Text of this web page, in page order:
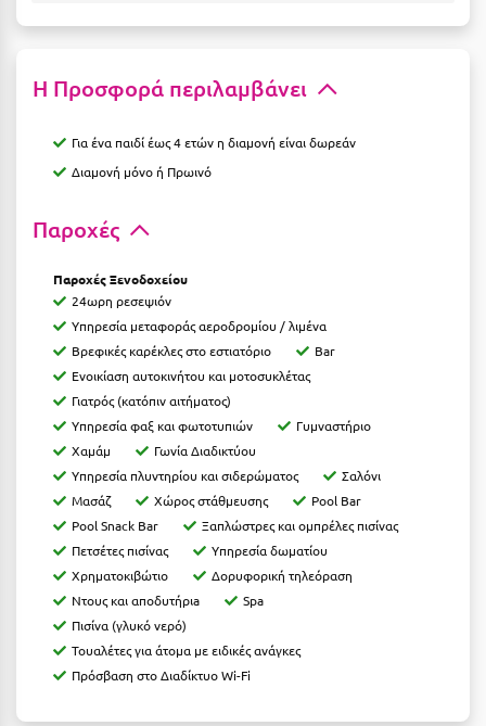
Ικαρία
Καλαμάτα
Κάλαμος
Καλαμπάκα
Κάλυμνος
Καμένα Βούρλα
Καρδάμαινα
Καρδαμύλη
Καρδίτσα
Κάρπαθος
Καρπενήσι
Η Προσφορά περιλαμβάνει
Για ένα παιδί έως 4 ετών η διαμονή είναι δωρεάν
Διαμονή μόνο ή Πρωινό
Παροχές
Παροχές Ξενοδοχείου
24ωρη ρεσεψιόν
Υπηρεσία μεταφοράς αεροδρομίου / λιμένα
Βρεφικές καρέκλες στο εστιατόριο
Bar
Ενοικίαση αυτοκινήτου και μοτοσυκλέτας
Γιατρός (κατόπιν αιτήματος)
Υπηρεσία φαξ και φωτοτυπιών
Γυμναστήριο
Χαμάμ
Γωνία Διαδικτύου
Υπηρεσία πλυντηρίου και σιδερώματος
Σαλόνι
Μασάζ
Χώρος στάθμευσης
Pool Bar
Pool Snack Bar
Ξαπλώστρες και ομπρέλες πισίνας
Πετσέτες πισίνας
Υπηρεσία δωματίου
Χρηματοκιβώτιο
Δορυφορική τηλεόραση
Ντους και αποδυτήριa
Spa
Πισίνα (γλυκό νερό)
Τουαλέτες για άτομα με ειδικές ανάγκες
Πρόσβαση στο Διαδίκτυο Wi-Fi